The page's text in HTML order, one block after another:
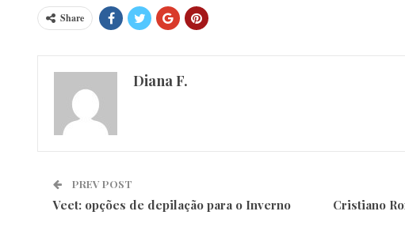
Share
Diana F.
PREV POST
Veet: opções de depilação para o Inverno
Cristiano